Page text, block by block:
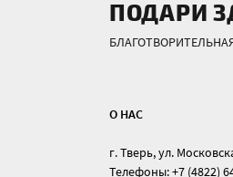
ПОДАРИ
О НАС
г. Тверь, ул.
Телефоны: +7 (4822)